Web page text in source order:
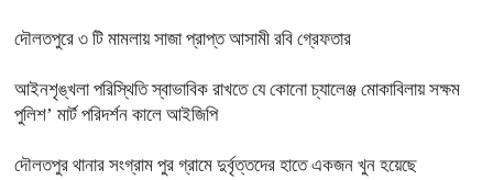
দৌলতপুরে ৩ টি মামলায় সাজা প্রাপ্ত আসামী রবি গ্রেফতার
আইনশৃঙ্খলা পরিস্থিতি স্বাভাবিক রাখতে যে কোনো চ্যালেঞ্জ মোকাবিলায় সক্ষম
পুলিশ’ মার্ট পরিদর্শন কালে আইজিপি
দৌলতপুর থানার সংগ্রাম পুর গ্রামে দুর্বৃত্তদের হাতে একজন খুন হয়েছে